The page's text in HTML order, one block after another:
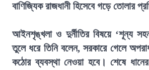
বাণিজ্যিক রাজধানী হিসেবে গড়ে তোলার
আইনশৃঙ্খলা ও দুর্নীতির বিষয়ে ‘শূন্য
তুলে ধরে তিনি বলেন, সরকারে গেলে
কঠোর ব্যবস্থা নেওয়া হবে। শেষে